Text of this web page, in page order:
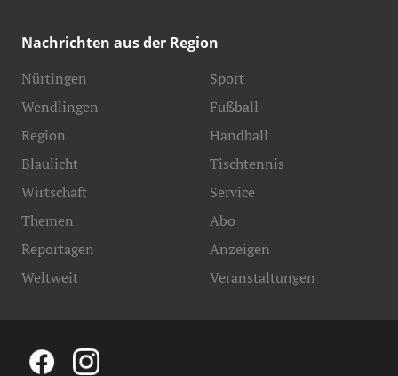
Nachrichten aus der Region
Nürtingen
Wendlingen
Region
Blaulicht
Sport
Fußball
Handball
Tischtennis
Wirtschaft
Themen
Reportagen
Weltweit
Service
Abo
Anzeigen
Veranstaltungen